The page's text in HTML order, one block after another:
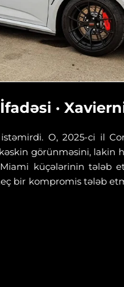
·
O, 2025-ci il
kəskin görünməsini, lakin
Miami küçələrinin tələb
bir kompromis tələb